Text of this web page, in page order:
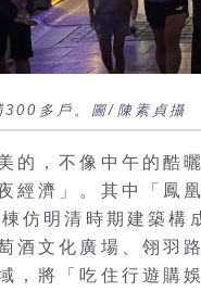
300多戶。圖/陳素貞攝
的，不像中午的酷
經濟」。其中「鳳
棟仿明清時期建築
酒文化廣場、翎羽
，將「吃住行遊購